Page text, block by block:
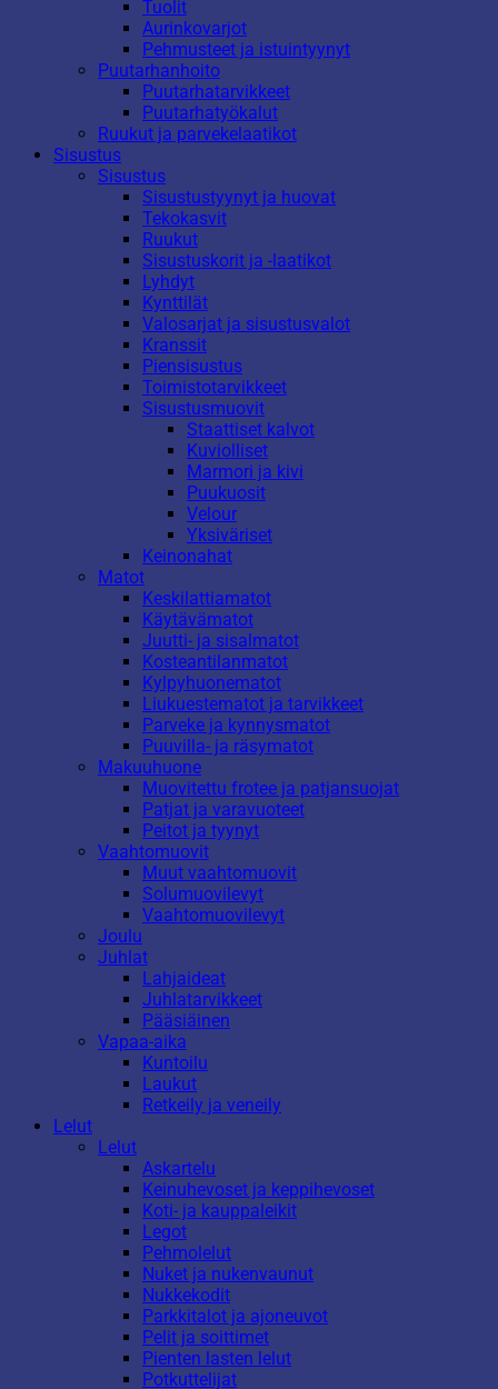
Tuolit
Aurinkovarjot
Pehmusteet ja istuintyynyt
Puutarhanhoito
Puutarhatarvikkeet
Puutarhatyökalut
Ruukut ja parvekelaatikot
Sisustus
Sisustus
Sisustustyynyt ja huovat
Tekokasvit
Ruukut
Sisustuskorit ja -laatikot
Lyhdyt
Kynttilät
Valosarjat ja sisustusvalot
Kranssit
Piensisustus
Toimistotarvikkeet
Sisustusmuovit
Staattiset kalvot
Kuviolliset
Marmori ja kivi
Puukuosit
Velour
Yksiväriset
Keinonahat
Matot
Keskilattiamatot
Käytävämatot
Juutti- ja sisalmatot
Kosteantilanmatot
Kylpyhuonematot
Liukuestematot ja tarvikkeet
Parveke ja kynnysmatot
Puuvilla- ja räsymatot
Makuuhuone
Muovitettu frotee ja patjansuojat
Patjat ja varavuoteet
Peitot ja tyynyt
Vaahtomuovit
Muut vaahtomuovit
Solumuovilevyt
Vaahtomuovilevyt
Joulu
Juhlat
Lahjaideat
Juhlatarvikkeet
Pääsiäinen
Vapaa-aika
Kuntoilu
Laukut
Retkeily ja veneily
Lelut
Lelut
Askartelu
Keinuhevoset ja keppihevoset
Koti- ja kauppaleikit
Legot
Pehmolelut
Nuket ja nukenvaunut
Nukkekodit
Parkkitalot ja ajoneuvot
Pelit ja soittimet
Pienten lasten lelut
Potkuttelijat